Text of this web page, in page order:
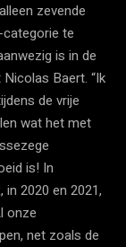
zevende
te
is in de
Baert. “Ik
de vrije
wat het met
is! In
2020 en 2021,
onze
net zoals de